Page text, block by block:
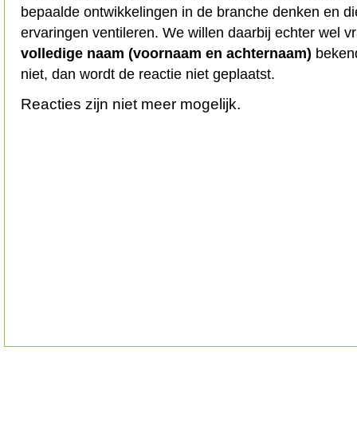
bepaalde ontwikkelingen in de branche denken en
ervaringen ventileren. We willen daarbij echter wel
volledige naam (voornaam en achternaam)
niet, dan wordt de reactie niet geplaatst.
Reacties zijn niet meer mogelijk.